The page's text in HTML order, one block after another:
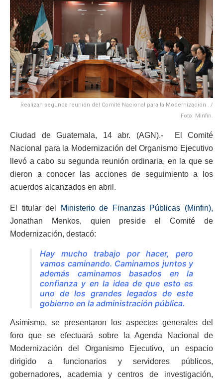
Realizan segunda reunión del Comité Nacional para la Modernización . /
Foto: Minfin.
Ciudad de Guatemala, 14 abr. (AGN).- El Comité
Nacional para la Modernización del Organismo Ejecutivo
llevó a cabo su segunda reunión ordinaria, en la que se
dieron a conocer las acciones de seguimiento a los
acuerdos alcanzados en abril.
El titular del
Ministerio de Finanzas Públicas (Minfin),
Jonathan Menkos, quien preside el Comité de
Modernización, destacó:
Hay mucho trabajo por hacer, pero
vamos caminando. Caminamos juntos y
además caminamos basados en la
confianza y en la idea de que esto es
uno de los grandes legados de este
gobierno en la administración pública.
Asimismo, se presentaron los aspectos generales del
foro que se efectuará sobre la Agenda Nacional de
Modernización del Organismo Ejecutivo, un espacio
dirigido a funcionarios y servidores públicos,
gobernadores, academia y centros de investigación,